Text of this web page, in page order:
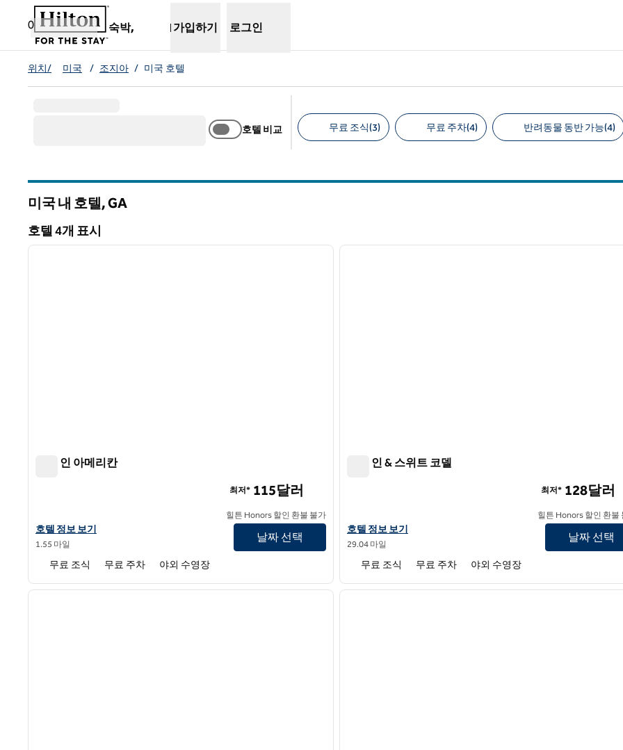
콘텐츠로 이동
0
숙박,
새 탭 열림
가입하기 로그인
위치/ 미국 / 조지아 / 미국 호텔
호텔 비교 무료 조식(3) 무료 주차(4) 반려동물 동반 가능(4)
미국 내 호텔,GA
호텔 4개 표시
호텔 4개 표시
1/12
다음 이미지
햄튼 인 아메리칸
햄튼 인 아메리칸의 호텔 정보 보기
호텔 정보 보기
1.55 마일
최저* 115달러
힐튼 Honors 할인 환불 불가
날짜 선택
무료 조식 무료 주차 야외 수영장
1/12
햄튼 인 & 스위트 코델
햄튼 인 & 스위트 코델의 호텔 정보 보기
호텔 정보 보기
29.04 마일
최저* 128달러
힐튼 Honors 할인 환불
날짜 선택
무료 조식 무료 주차 야외 수영장
1/12
다음 이미지
1/12